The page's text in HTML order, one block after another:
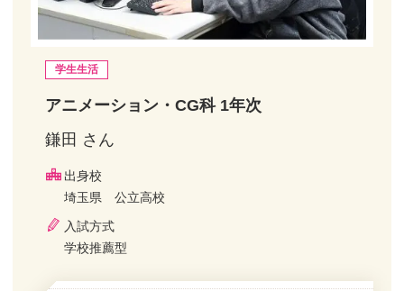
学生生活
アニメーション・CG科 1年次
鎌田 さん
出身校
埼玉県 公立高校
入試方式
学校推薦型